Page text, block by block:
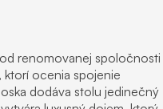
renomovanej spoločnosti
ocenia spojenie
dodáva stolu jedinečný